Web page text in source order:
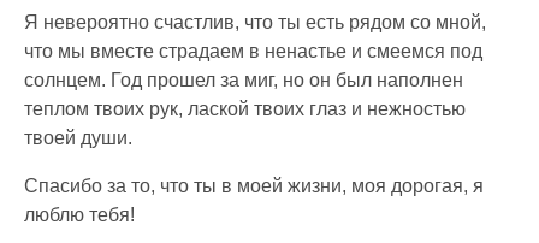
Я невероятно счастлив, что ты есть рядом со мной,
что мы вместе страдаем в ненастье и смеемся под
солнцем. Год прошел за миг, но он был наполнен
теплом твоих рук, лаской твоих глаз и нежностью
твоей души.
Спасибо за то, что ты в моей жизни, моя дорогая, я
люблю тебя!